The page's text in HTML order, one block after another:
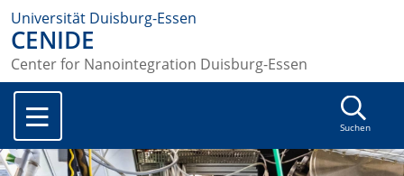
Universität Duisburg-Essen
CENIDE
Center for Nanointegration Duisburg-Essen
Suchen